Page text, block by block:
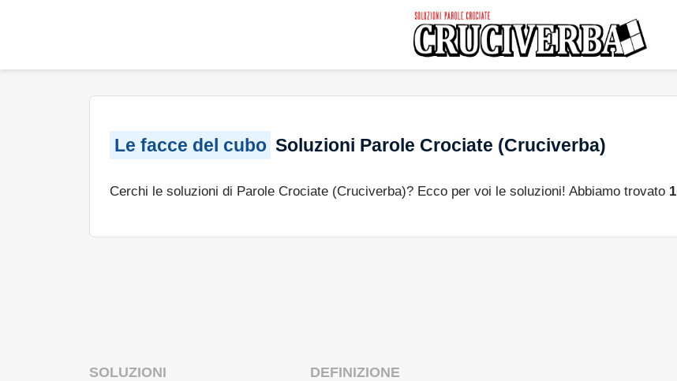
Le facce del cubo Soluzioni Parole Crociate (Cruciverba)
Cerchi le soluzioni di Parole Crociate (Cruciverba)? Ecco per voi le soluzioni! Abbiamo trovato 1
SOLUZIONI DEFINIZIONE